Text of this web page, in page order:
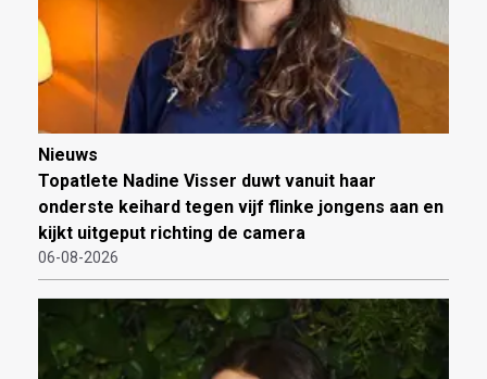
Nieuws
Topatlete Nadine Visser duwt vanuit haar
onderste keihard tegen vijf flinke jongens aan en
kijkt uitgeput richting de camera
06-08-2026